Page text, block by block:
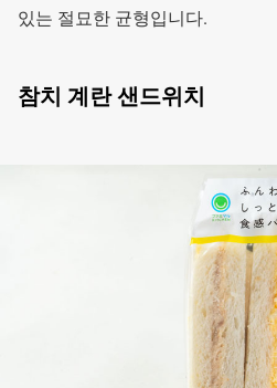
있는 절묘한 균형입니다.
참치 계란 샌드위치